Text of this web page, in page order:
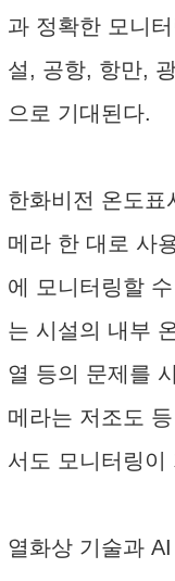
과 정확한 모니
설, 공항, 항만,
으로 기대된다.
한화비전 온도
메라 한 대로 사
에 모니터링할
는 시설의 내부
열 등의 문제를
메라는 저조도
서도 모니터링이
열화상 기술과